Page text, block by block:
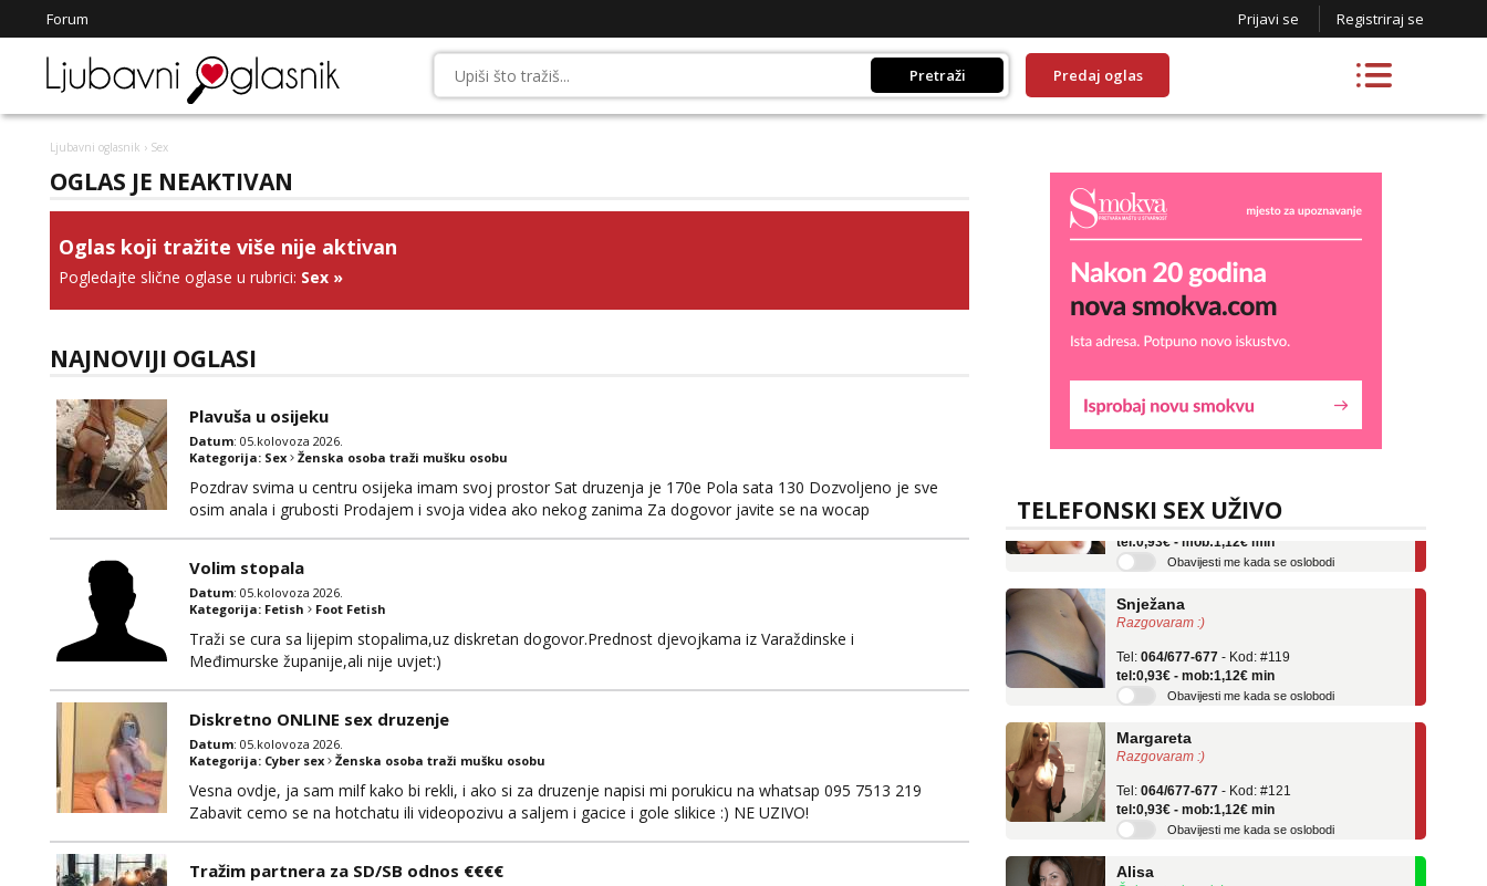
Forum Prijavi se Registriraj se
Pretraži Predaj oglas
Ljubavni oglasnik › Sex
OGLAS JE NEAKTIVAN
Oglas koji tražite više nije aktivan
Pogledajte slične oglase u rubrici: Sex »
NAJNOVIJI OGLASI
Plavuša u osijeku
Datum: 05.kolovoza 2026.
Kategorija: Sex Ženska osoba traži mušku osobu
Pozdrav svima u centru osijeka imam svoj prostor Sat druzenja je 170e Pola sata 130 Dozvoljeno je sve
osim anala i grubosti Prodajem i svoja videa ako nekog zanima Za dogovor javite se na wocap
Volim stopala
Datum: 05.kolovoza 2026.
Kategorija: Fetish Foot Fetish
Traži se cura sa lijepim stopalima,uz diskretan dogovor.Prednost djevojkama iz Varaždinske i
Međimurske županije,ali nije uvjet:)
Diskretno ONLINE sex druzenje
Datum: 05.kolovoza 2026.
Kategorija: Cyber sex Ženska osoba traži mušku osobu
Vesna ovdje, ja sam milf kako bi rekli, i ako si za druzenje napisi mi porukicu na whatsap 095 7513 219
Zabavit cemo se na hotchatu ili videopozivu a saljem i gacice i gole slikice :) NE UZIVO!
Tražim partnera za SD/SB odnos €€€€
TELEFONSKI SEX UŽIVO
Liliana
Tel:064/677-677 - Kod: #69
tel:0,93€ - mob:1,12€ min
Obavijesti me kada se oslobodi
Razgovaram :)
tel:0,93€ - mob:1,12€ min
Obavijesti me kada se oslobodi
Razgovaram :)
tel:0,93€ - mob:1,12€ min
Obavijesti me kada se oslobodi
Čekam tvoj poziv!